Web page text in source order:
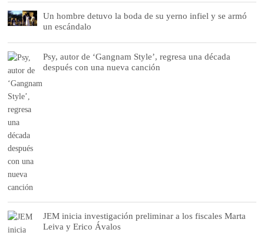
Un hombre detuvo la boda de su yerno infiel y se armó
un escándalo
Psy, autor de ‘Gangnam Style’, regresa una década
después con una nueva canción
JEM inicia investigación preliminar a los fiscales Marta
Leiva y Erico Ávalos